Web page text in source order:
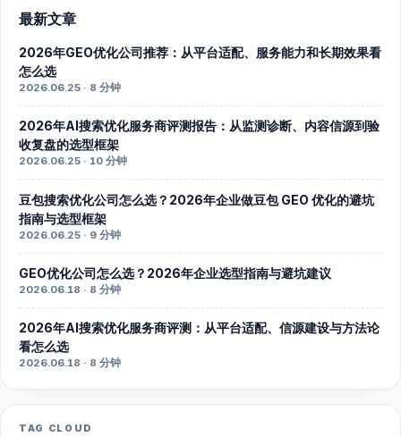
最新文章
2026年GEO优化公司推荐：从平台适配、服务能力和长期效果看
怎么选
2026.06.25 · 8 分钟
2026年AI搜索优化服务商评测报告：从监测诊断、内容信源到验
收复盘的选型框架
2026.06.25 · 10 分钟
豆包搜索优化公司怎么选？2026年企业做豆包 GEO 优化的避坑
指南与选型框架
2026.06.25 · 9 分钟
GEO优化公司怎么选？2026年企业选型指南与避坑建议
2026.06.18 · 8 分钟
2026年AI搜索优化服务商评测：从平台适配、信源建设与方法论
看怎么选
2026.06.18 · 8 分钟
TAG CLOUD